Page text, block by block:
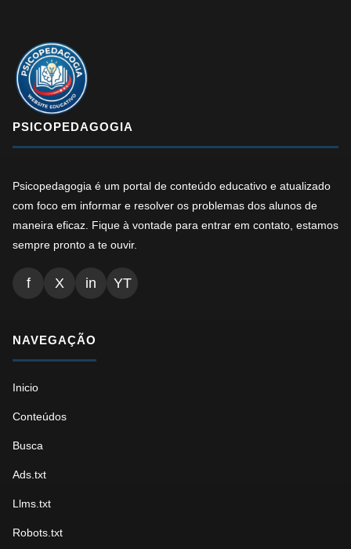
PSICOPEDAGOGIA
Psicopedagogia é um portal de conteúdo educativo e atualizado
com foco em informar e resolver os problemas dos alunos de
maneira eficaz. Fique à vontade para entrar em contato, estamos
sempre pronto a te ouvir.
f X in YT
NAVEGAÇÃO
Inicio
Conteúdos
Busca
Ads.txt
Llms.txt
Robots.txt